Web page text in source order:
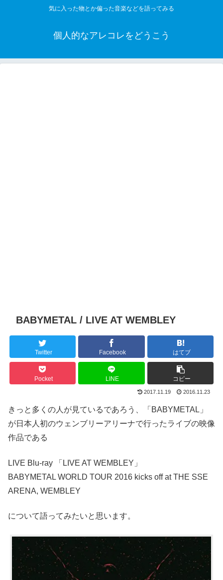
気に入った物とか偏った音楽などを語ってみる
個人的なアレコレをどうこう
BABYMETAL / LIVE AT WEMBLEY
Twitter Facebook はてブ
Pocket LINE コピー
2017.11.19 2016.11.23
きっと多くの人が見ているであろう、「BABYMETAL」
が日本人初のウェンブリーアリーナで行ったライブの映像
作品である
LIVE Blu-ray 「LIVE AT WEMBLEY」
BABYMETAL WORLD TOUR 2016 kicks off at THE SSE
ARENA, WEMBLEY
について語ってみたいと思います。